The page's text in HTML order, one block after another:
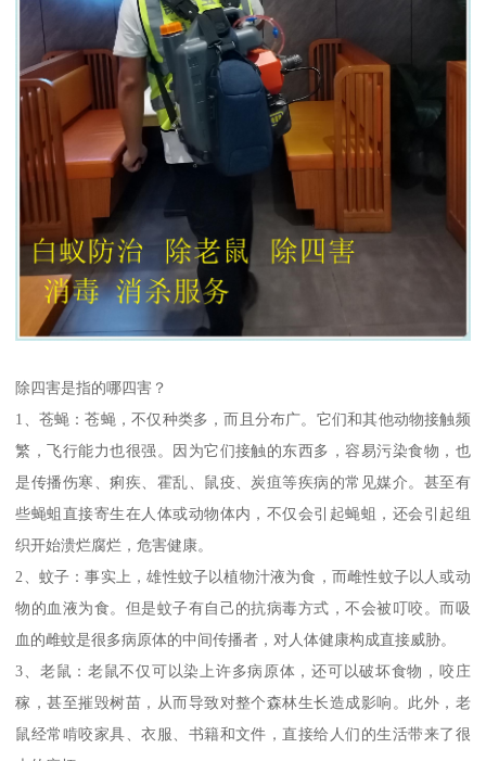
除四害是指的哪四害？
1、苍蝇：苍蝇，不仅种类多，而且分布广。它们和其他动物接触频
繁，飞行能力也很强。因为它们接触的东西多，容易污染食物，也
是传播伤寒、痢疾、霍乱、鼠疫、炭疽等疾病的常见媒介。甚至有
些蝇蛆直接寄生在人体或动物体内，不仅会引起蝇蛆，还会引起组
织开始溃烂腐烂，危害健康。
2、蚊子：事实上，雄性蚊子以植物汁液为食，而雌性蚊子以人或动
物的血液为食。但是蚊子有自己的抗病毒方式，不会被叮咬。而吸
血的雌蚊是很多病原体的中间传播者，对人体健康构成直接威胁。
3、老鼠：老鼠不仅可以染上许多病原体，还可以破坏食物，咬庄
稼，甚至摧毁树苗，从而导致对整个森林生长造成影响。此外，老
鼠经常啃咬家具、衣服、书籍和文件，直接给人们的生活带来了很